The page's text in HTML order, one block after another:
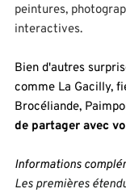
peintures,
interactives.
Bien d'autres
comme La Gacilly,
Brocéliande,
de partager avec
Informations
Les premières